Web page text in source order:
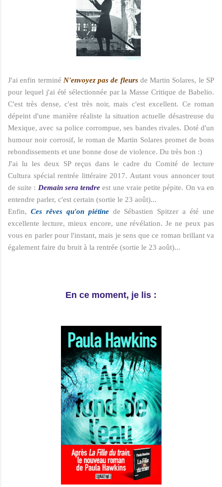
J'ai enfin terminé N'envoyez pas de fleursde Martin Solares, le SP
pour lequel j'ai été sélectionnée par la Masse Critique de Babelio.
C'est très dense, c'est très noir, mais c'est excellent. Ce roman
dépeint d'une manière réaliste la situation actuelle désastreuse du
Mexique, avec sa police corrompue, ses bandes rivales. Doté d'un
humour noir corrosif, le roman de Martin Solares promet de bons
rebondissements et une bonne dose de violence. Du très bon :)
J'ai lu les deux SP reçus dans le cadre du Comité de lecture
Cultura spécial rentrée littéraire 2017. Autant vous annoncer tout
de suite : Demain sera tendreest une vraie petite pépite. On va en
entendre parler, c'est certain (sortie le 23 août)...
Enfin, Ces rêves qu'on piétinede Sébastien Spitzer a été une
excellente lecture, mieux encore, une révélation. Je ne peux pas
vous en parler pour l'instant, mais je sens que ce roman brillant va
également faire du bruit à la rentrée (sortie le 23 août)...
En ce moment, je lis :